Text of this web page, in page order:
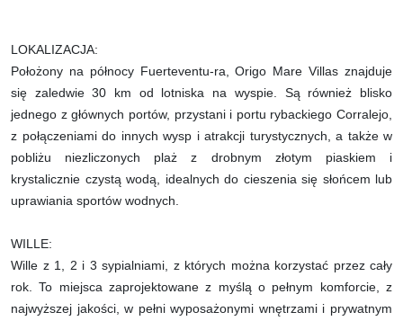
LOKALIZACJA:
Położony na północy Fuerteventu-ra, Origo Mare Villas znajduje
się zaledwie 30 km od lotniska na wyspie. Są również blisko
jednego z głównych portów, przystani i portu rybackiego Corralejo,
z połączeniami do innych wysp i atrakcji turystycznych, a także w
pobliżu niezliczonych plaż z drobnym złotym piaskiem i
krystalicznie czystą wodą, idealnych do cieszenia się słońcem lub
uprawiania sportów wodnych.
WILLE:
Wille z 1, 2 i 3 sypialniami, z których można korzystać przez cały
rok. To miejsca zaprojektowane z myślą o pełnym komforcie, z
najwyższej jakości, w pełni wyposażonymi wnętrzami i prywatnym